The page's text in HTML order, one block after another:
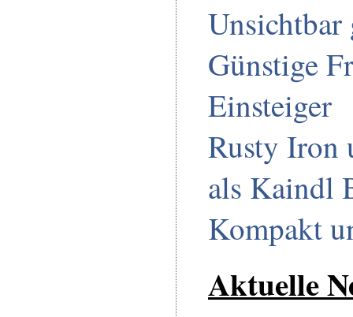
Unsichtbar
Günstige
Einsteiger
Rusty Iron
als Kaindl
Kompakt
Aktuelle